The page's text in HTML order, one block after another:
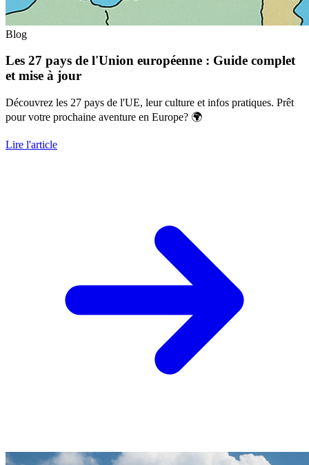
Blog
Les 27 pays de l'Union européenne : Guide complet
et mise à jour
Découvrez les 27 pays de l'UE, leur culture et infos pratiques. Prêt
pour votre prochaine aventure en Europe? 🌍
Lire l'article